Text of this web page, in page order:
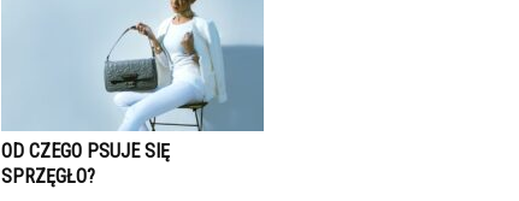
OD CZEGO PSUJE SIĘ
SPRZĘGŁO?